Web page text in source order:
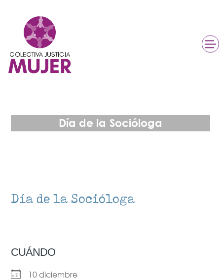
Día de la Socióloga
Día de la Socióloga
CUÁNDO
10 diciembre